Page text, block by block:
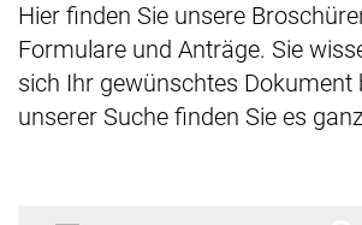
Hier finden Sie unsere
Formulare und Anträge. Sie
sich Ihr gewünschtes Dokument
unserer Suche finden Sie es